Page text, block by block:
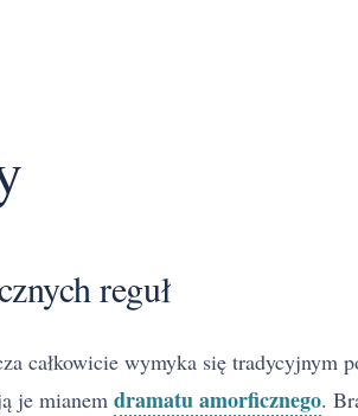
reguł
całkowicie wymyka się tradycyjnym
je mianem dramatu amorficznego.